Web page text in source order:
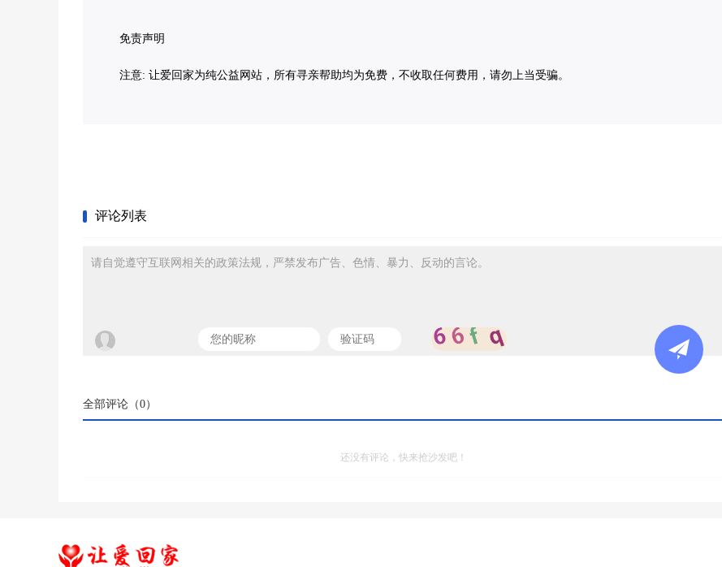
免责声明
注意: 让爱回家为纯公益网站，所有寻亲帮助均为免费，不收取任何费用，请勿上当受骗。
评论列表
请自觉遵守互联网相关的政策法规，严禁发布广告、色情、暴力、反动的言论。
全部评论（0）
还没有评论，快来抢沙发吧！